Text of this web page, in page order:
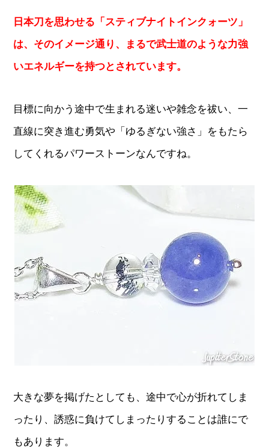
日本刀を思わせる「スティブナイトインクォーツ」
は、そのイメージ通り、まるで武士道のような力強
いエネルギーを持つとされています。
目標に向かう途中で生まれる迷いや雑念を祓い、一
直線に突き進む勇気や「ゆるぎない強さ」をもたら
してくれるパワーストーンなんですね。
大きな夢を掲げたとしても、途中で心が折れてしま
ったり、誘惑に負けてしまったりすることは誰にで
もあります。